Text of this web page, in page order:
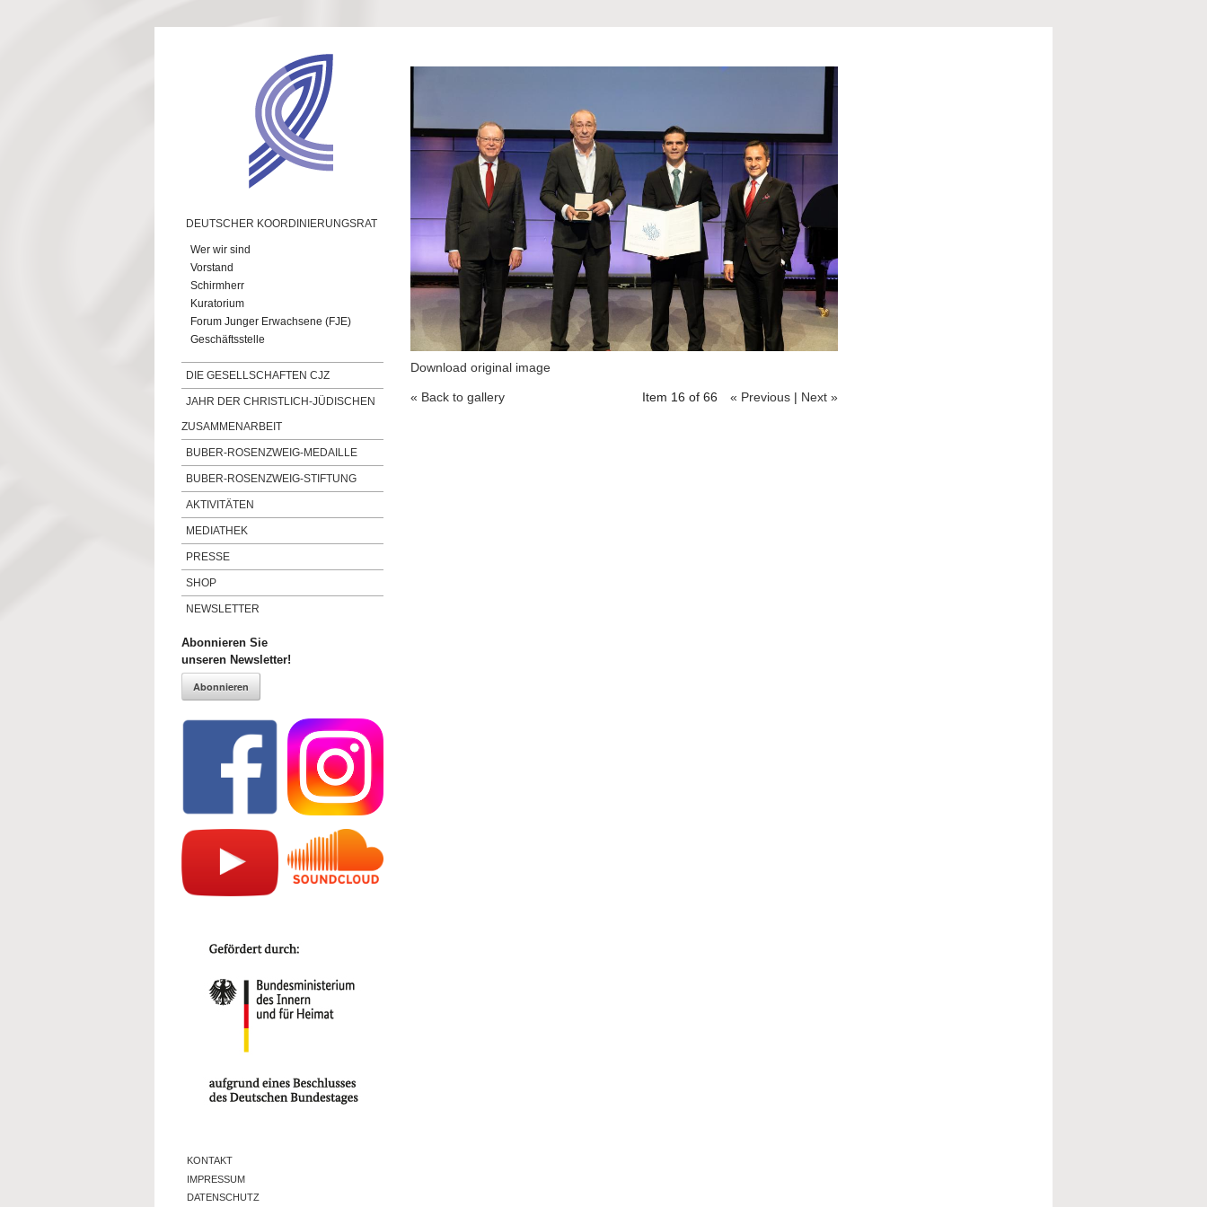
DEUTSCHER KOORDINIERUNGSRAT
Wer wir sind
Vorstand
Schirmherr
Kuratorium
Forum Junger Erwachsene (FJE)
Geschäftsstelle
DIE GESELLSCHAFTEN CJZ
JAHR DER CHRISTLICH-JÜDISCHEN
ZUSAMMENARBEIT
BUBER-ROSENZWEIG-MEDAILLE
BUBER-ROSENZWEIG-STIFTUNG
AKTIVITÄTEN
MEDIATHEK
PRESSE
SHOP
NEWSLETTER
Abonnieren Sie
unseren Newsletter!
Abonnieren
KONTAKT
IMPRESSUM
DATENSCHUTZ
Download original image
« Back to gallery Item 16 of 66 « Previous | Next »